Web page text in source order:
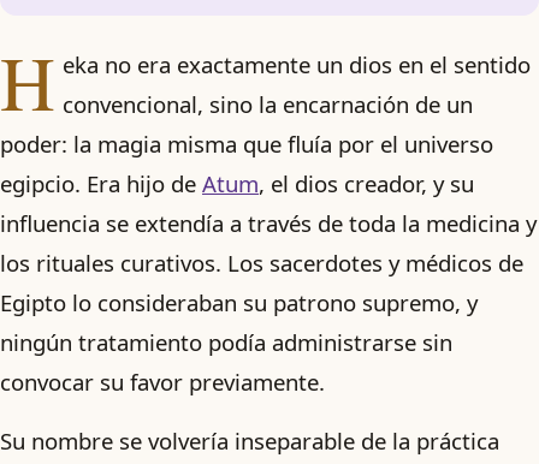
H eka no era exactamente un dios en el sentido
convencional, sino la encarnación de un
poder: la magia misma que fluía por el universo
egipcio. Era hijo de Atum, el dios creador, y su
influencia se extendía a través de toda la medicina y
los rituales curativos. Los sacerdotes y médicos de
Egipto lo consideraban su patrono supremo, y
ningún tratamiento podía administrarse sin
convocar su favor previamente.
Su nombre se volvería inseparable de la práctica